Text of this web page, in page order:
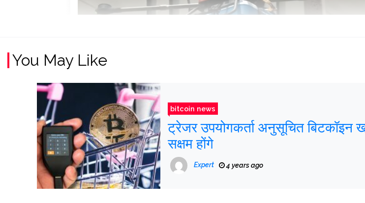
You May Like
bitcoin news
ट्रेजर उपयोगकर्ता अनुसूचित बिटकॉइन
सक्षम होंगे
Expert 4 years ago